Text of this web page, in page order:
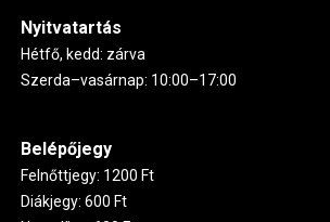
Nyitvatartás
Hétfő, kedd: zárva
Szerda–vasárnap: 10:00–17:00
Belépőjegy
Felnőttjegy: 1200 Ft
Diákjegy: 600 Ft